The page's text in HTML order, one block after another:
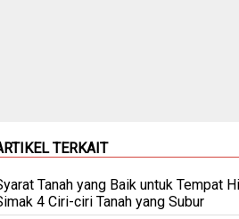
TERKAIT
Tanah yang Baik untuk Tempat
4 Ciri-ciri Tanah yang Subur